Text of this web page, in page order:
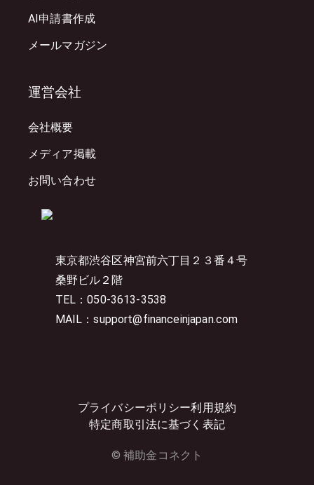
東京都渋谷区神宮前六丁目２３番４号
桑野ビル２階
TEL：050-3613-3538
MAIL：support@financeinjapan.com
プライバシーポリシー利用規約
特定商取引法に基づく表記
© 補助金コネクト
AI申請書作成
メールマガジン
運営会社
会社概要
メディア掲載
お問い合わせ